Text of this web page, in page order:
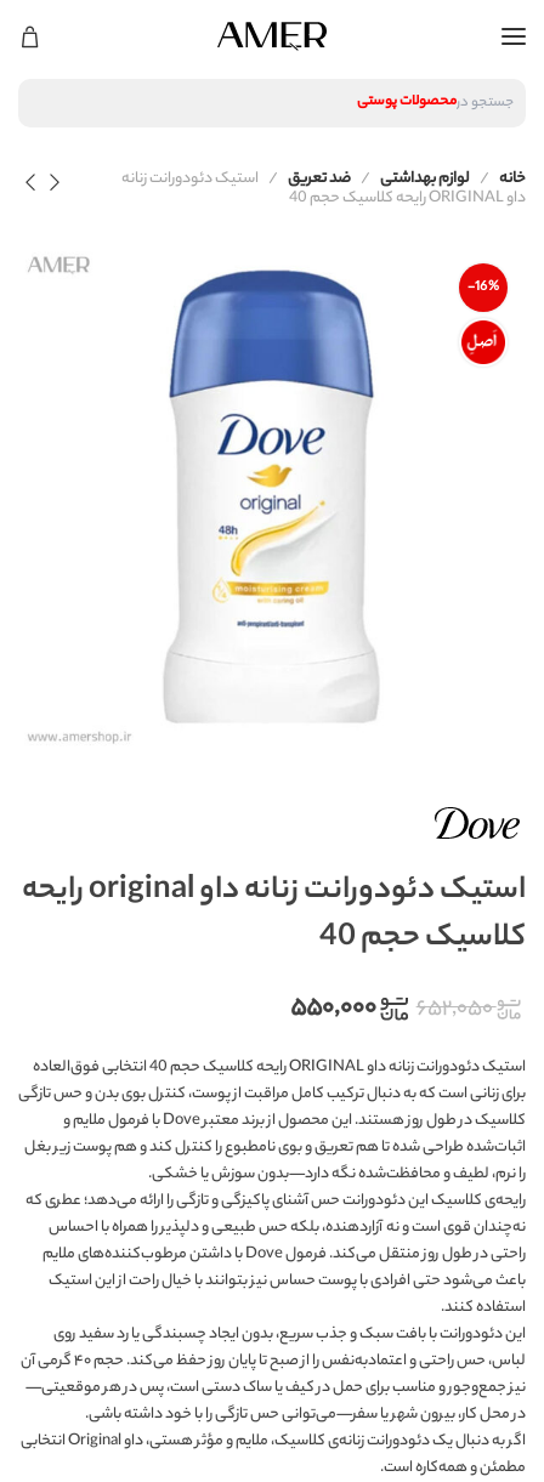
جستجو درمحصولات مراقبت مو
لوازم آرایشی
محصولات پوستی
خانه لوازم بهداشتی ضد تعریق استیک دئودورانت زنانه
داو ORIGINAL رایحه کلاسیک حجم 40
-16%
استیک دئودورانت زنانه داو original رایحه
کلاسیک حجم 40
۶۵۲,۰۵۰ ۵۵۰,۰۰۰
استیک دئودورانت زنانه داو ORIGINAL رایحه کلاسیک حجم 40 انتخابی فوق‌العاده
برای زنانی است که به دنبال ترکیب کامل مراقبت از پوست، کنترل بوی بدن و حس تازگی
کلاسیک در طول روز هستند. این محصول از برند معتبر Dove با فرمول ملایم و
اثبات‌شده طراحی شده تا هم تعریق و بوی نامطبوع را کنترل کند و هم پوست زیر بغل
را نرم، لطیف و محافظت‌شده نگه دارد—بدون سوزش یا خشکی.
رایحه‌ی کلاسیک این دئودورانت حس آشنای پاکیزگی و تازگی را ارائه می‌دهد؛ عطری که
نه‌چندان قوی است و نه آزاردهنده، بلکه حس طبیعی و دلپذیر را همراه با احساس
راحتی در طول روز منتقل می‌کند. فرمول Dove با داشتن مرطوب‌کننده‌های ملایم
باعث می‌شود حتی افرادی با پوست حساس نیز بتوانند با خیال راحت از این استیک
استفاده کنند.
این دئودورانت با بافت سبک و جذب سریع، بدون ایجاد چسبندگی یا رد سفید روی
لباس، حس راحتی و اعتمادبه‌نفس را از صبح تا پایان روز حفظ می‌کند. حجم ۴۰ گرمی آن
نیز جمع‌وجور و مناسب برای حمل در کیف یا ساک دستی است، پس در هر موقعیتی—
در محل کار، بیرون شهر یا سفر—می‌توانی حس تازگی را با خود داشته باشی.
اگر به دنبال یک دئودورانت زنانه‌ی کلاسیک، ملایم و مؤثر هستی، داو Original انتخابی
مطمئن و همه‌کاره است.